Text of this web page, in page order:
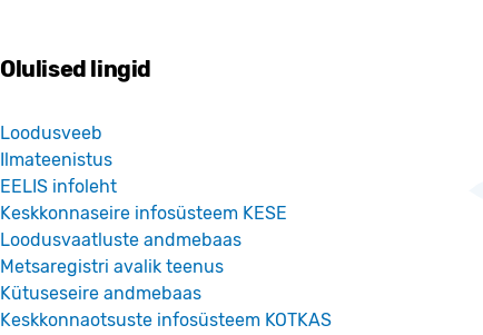
Olulised lingid
Loodusveeb
Ilmateenistus
EELIS infoleht
Keskkonnaseire infosüsteem KESE
Loodusvaatluste andmebaas
Metsaregistri avalik teenus
Kütuseseire andmebaas
Keskkonnaotsuste infosüsteem KOTKAS